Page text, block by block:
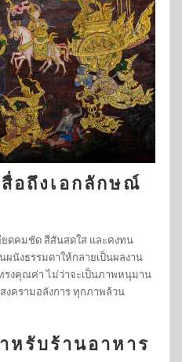
อถึงเอกลักษณ์
ดคมชัด สีสันสดใส และคงทน
ผนังธรรมดาให้กลายเป็นผลงาน
ทรงคุณค่า ไม่ว่าจะเป็นภาพหนุมาน
งครามอลังการ ทุกภาพล้วน
หรับร้านอาหาร